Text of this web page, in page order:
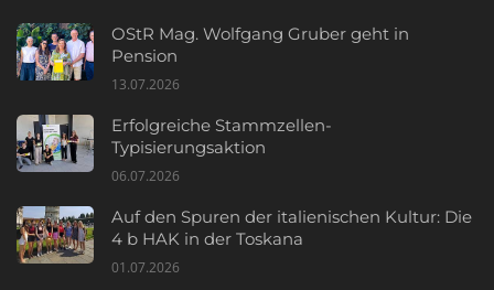
OStR Mag. Wolfgang Gruber geht in
Pension
13.07.2026
Erfolgreiche Stammzellen-
Typisierungsaktion
06.07.2026
Auf den Spuren der italienischen Kultur: Die
4 b HAK in der Toskana
01.07.2026